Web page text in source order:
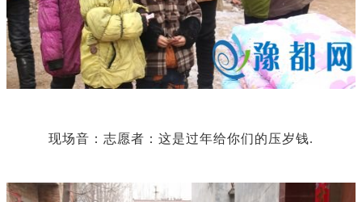
现场音：志愿者：这是过年给你们的压岁钱.